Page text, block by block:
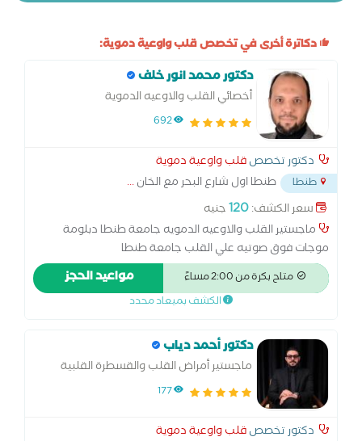
دكاترة أخرى في تخصص قلب واوعية دموية:
دكتور محمد انور خلف
أخصائي القلب والاوعيه الدموية
692
دكتور تخصصقلب واوعية دموية
طنطا طنطا اول شارع البحر مع الخان...
سعر الكشف:120جنيه
ماجستير القلب والاوعيه الدمويه جامعة طنطا دبلومة
موجات فوق صوتيه علي القلب جامعة طنطا
متاح بكرة من 2:00 مساءً مواعيد الحجز
الكشف بميعاد محدد
دكتور أحمد دياب
ماجستير أمراض القلب والقسطرة القلبية
177
دكتور تخصصقلب واوعية دموية